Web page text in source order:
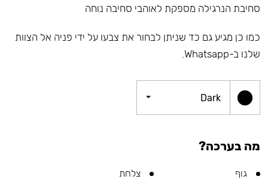
סחיבת הנרגילה מספקת לאוהבי סחיבה נוחה
כמו כן מגיע גם כד שניתן לבחור את צבעו על ידי פניה אל הצוות
שלנו ב-Whatsapp.
Dark
מה בערכה?
גוף
צלחת